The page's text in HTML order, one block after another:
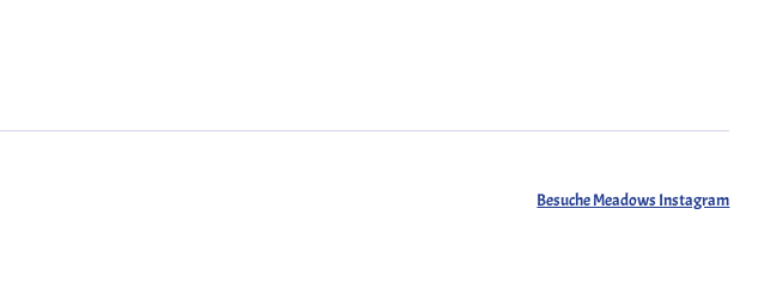
Besuche Meadows Instagram